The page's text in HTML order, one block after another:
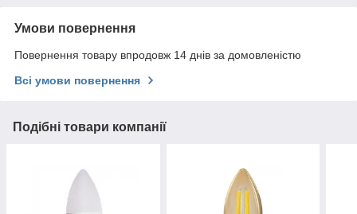
Умови повернення
Повернення товару впродовж 14 днів за домовленістю
Всі умови повернення
Подібні товари компанії